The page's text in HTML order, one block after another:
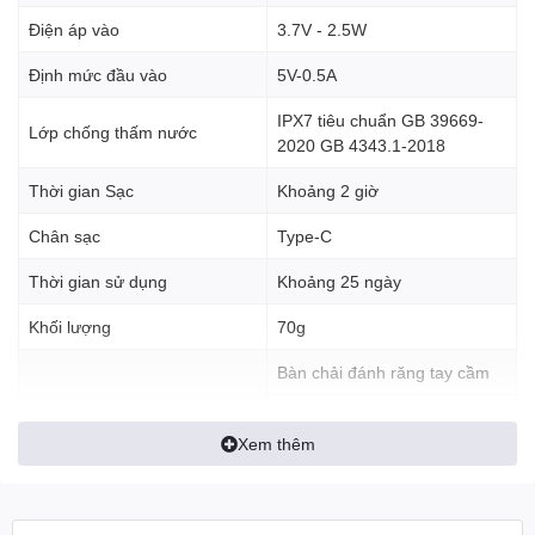
hiệu quả và nhẹ nhàng.
T200 cũng nhỏ hơn các loại bàn chải điện thông thường
với đường kính chỉ 23mm, nhỏ và mỏng, cầm thoải máu và nhẹ
Điện áp vào 3.7V - 2.5W
Định mức đầu vào 5V-0.5A
Lớp chống thấm nước
IPX7 tiêu chuẩn GB 39669-
2020 GB 4343.1-2018
Thời gian Sạc Khoảng 2 giờ
Chân sạc Type-C
Thời gian sử dụng Khoảng 25 ngày
Khối lượng 70g
Bàn chải đánh răng tay cầm
1 Đầu Bàn Chải
1 Cáp Sạc
Xem thêm